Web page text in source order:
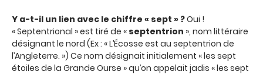
Y a-t-il un lien avec le chiffre « sept » ?Oui !
« Septentrional » est tiré de « septentrion », nom littéraire
désignant le nord (Ex : « L’Écosse est au septentrion de
l’Angleterre. ») Ce nom désignait initialement « les sept
étoiles de la Grande Ourse » qu’on appelait jadis « les sept